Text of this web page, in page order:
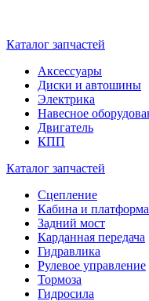
Каталог запчастей
Аксессуары
Диски и автошины
Электрика
Навесное
Двигатель
КПП
Каталог запчастей
Сцепление
Кабина и платформа
Задний мост
Карданная передача
Гидравлика
Рулевое управление
Тормоза
Гидросила